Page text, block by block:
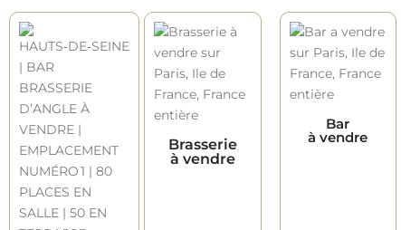
Brasserie
à vendre
Bar
à vendre